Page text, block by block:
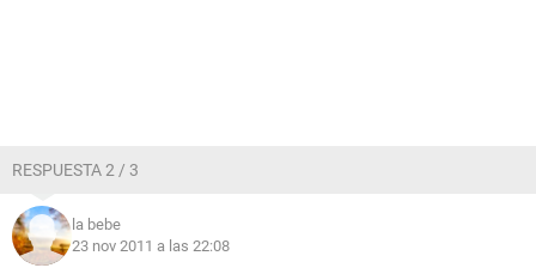
RESPUESTA 2 / 3
la bebe
23 nov 2011 a las 22:08